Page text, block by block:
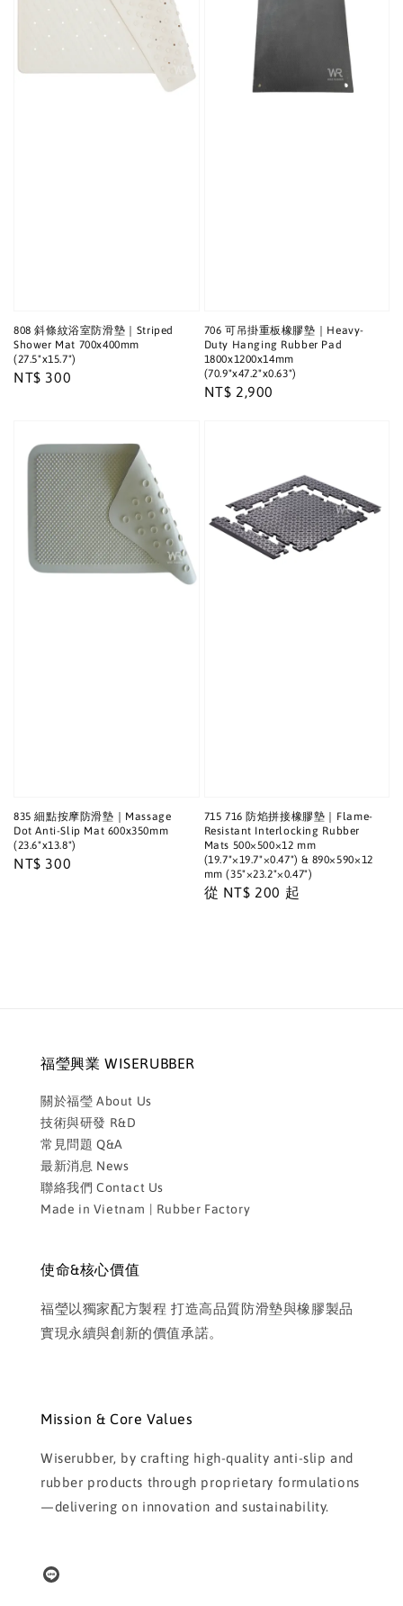
808 斜條紋浴室防滑墊｜Striped
Shower Mat 700x400mm
(27.5"x15.7")
Regular
NT$ 300
706 可吊掛重板橡膠墊｜Heavy-
Duty Hanging Rubber Pad
1800x1200x14mm
(70.9"x47.2"x0.63")
Regular
NT$ 2,900
835 細點按摩防滑墊｜Massage
Dot Anti-Slip Mat 600x350mm
(23.6"x13.8")
Regular
NT$ 300
715 716 防焰拼接橡膠墊｜Flame-
Resistant Interlocking Rubber
Mats 500×500×12 mm
(19.7"×19.7"×0.47") & 890×590×12
mm (35"×23.2"×0.47")
Regular
從 NT$ 200 起
福瑩興業 WISERUBBER
關於福瑩 About Us
技術與研發 R&D
常見問題 Q&A
最新消息 News
聯絡我們 Contact Us
Made in Vietnam | Rubber Factory
使命&核心價值
福瑩以獨家配方製程 打造高品質防滑墊與橡膠製品
實現永續與創新的價值承諾。
Mission & Core Values
Wiserubber, by crafting high-quality anti-slip and
rubber products through proprietary formulations
—delivering on innovation and sustainability.